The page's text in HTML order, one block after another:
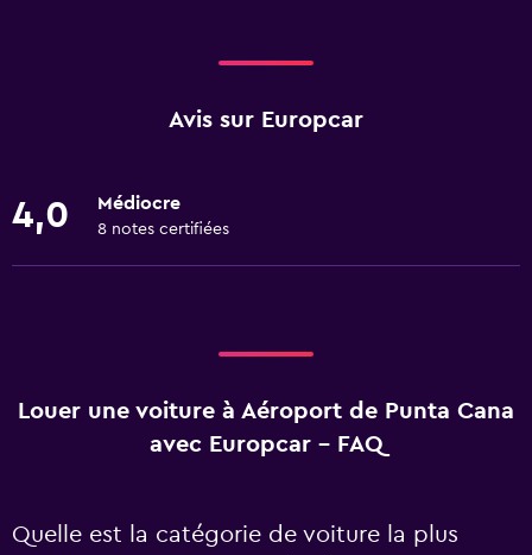
Avis sur Europcar
4,0 Médiocre
8 notes certifiées
Louer une voiture à Aéroport de Punta Cana
avec Europcar - FAQ
Quelle est la catégorie de voiture la plus